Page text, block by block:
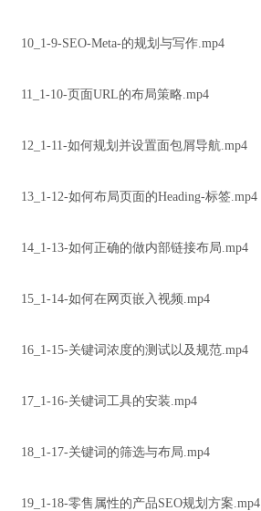
10_1-9-SEO-Meta-的规划与写作.mp4
11_1-10-页面URL的布局策略.mp4
12_1-11-如何规划并设置面包屑导航.mp4
13_1-12-如何布局页面的Heading-标签.mp4
14_1-13-如何正确的做内部链接布局.mp4
15_1-14-如何在网页嵌入视频.mp4
16_1-15-关键词浓度的测试以及规范.mp4
17_1-16-关键词工具的安装.mp4
18_1-17-关键词的筛选与布局.mp4
19_1-18-零售属性的产品SEO规划方案.mp4